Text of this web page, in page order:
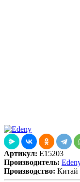
Артикул: E15203
Производитель:
Производство: Китай